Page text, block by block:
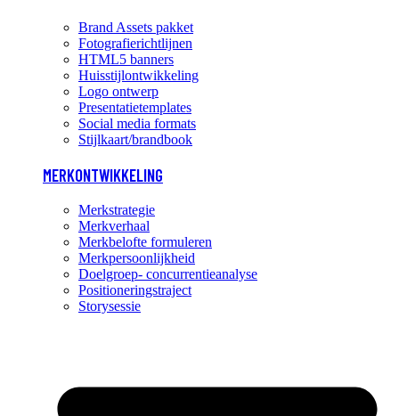
Brand Assets pakket
Fotografierichtlijnen
HTML5 banners
Huisstijlontwikkeling
Logo ontwerp
Presentatietemplates
Social media formats
Stijlkaart/brandbook
MERKONTWIKKELING
Merkstrategie
Merkverhaal
Merkbelofte formuleren
Merkpersoonlijkheid
Doelgroep- concurrentieanalyse
Positioneringstraject
Storysessie